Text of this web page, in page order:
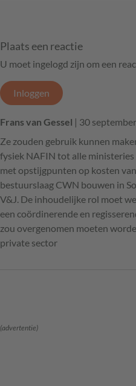
Plaats een reactie
U moet ingelogd zijn om een
Inloggen
Frans van Gessel | 30
Ze zouden gebruik kunnen
fysiek NAFIN tot alle
met opstijgpunten op kosten
bestuurslaag CWN bouwen in
V&J. De inhoudelijke rol moet
een coördinerende en
zou overgenomen moeten
private sector
(advertentie)